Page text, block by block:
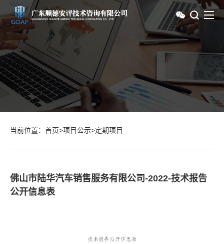
当前位置： 首页>项目公示>定期项目
佛山市陆华汽车销售服务有限公司-2022-技术报告
公开信息表